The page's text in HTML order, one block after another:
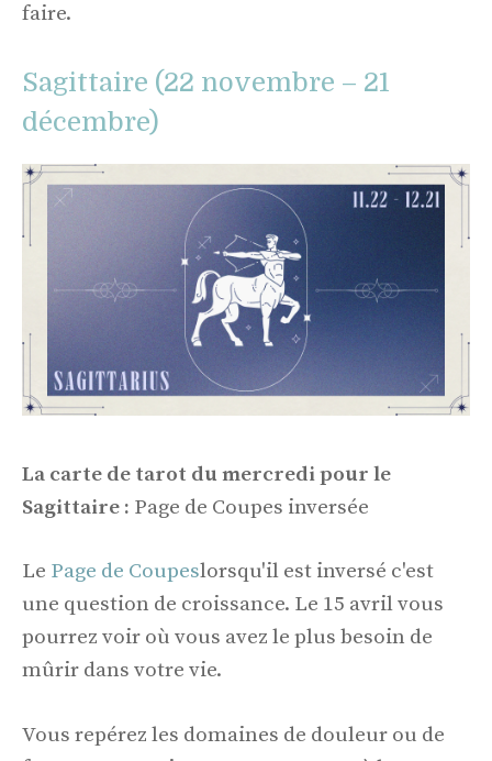
faire.
Sagittaire (22 novembre – 21
décembre)
La carte de tarot du mercredi pour le
Sagittaire : Page de Coupes inversée
Le Page de Coupeslorsqu'il est inversé c'est
une question de croissance. Le 15 avril vous
pourrez voir où vous avez le plus besoin de
mûrir dans votre vie.
Vous repérez les domaines de douleur ou de